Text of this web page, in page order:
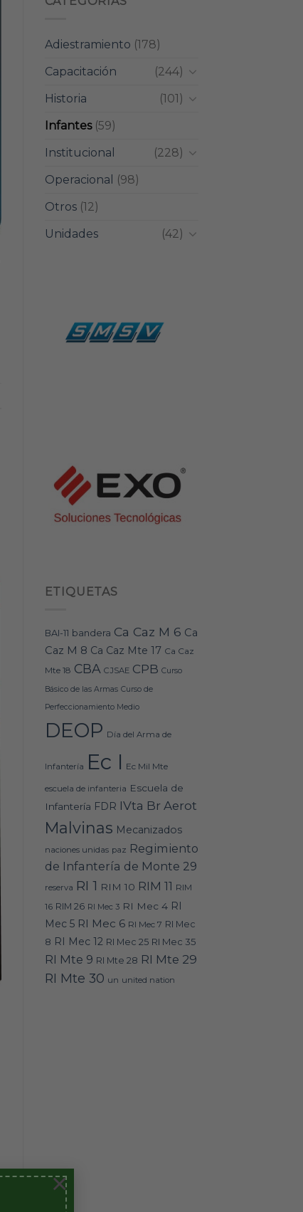
×
Adiestramiento (178)
Capacitación
(244)
Historia
(101)
Infantes(59)
Institucional
(228)
Operacional
(98)
Otros(12)
Unidades
(42)
ETIQUETAS
BAI-11 bandera Ca Caz M 6 Ca
Caz M 8 Ca Caz Mte 17 Ca Caz
Mte 18 CBA CJSAE CPB Curso
Básico de las Armas Curso de
Perfeccionamiento Medio
DEOP Día del Arma de
Infantería Ec I Ec Mil Mte
escuela de infanteria Escuela de
Infantería FDR IVta Br Aerot
Malvinas Mecanizados
naciones unidas paz Regimiento
de Infantería de Monte 29
reserva RI 1 RIM 10 RIM 11 RIM
16 RIM 26 RI Mec 3 RI Mec 4 RI
Mec 5 RI Mec 6 RI Mec 7 RI Mec
8 RI Mec 12 RI Mec 25 RI Mec 35
RI Mte 9 RI Mte 28 RI Mte 29
RI Mte 30 un united nation